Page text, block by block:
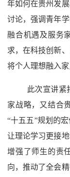
年如何在贵州发
讨论，强调青年
融合机遇及服务
求，在科技创新
将个人理想融入家
此次宣讲紧
家战略，又结合
“十五五”规划的
让理论学习更接
增强了师生的责
向，推动了全会